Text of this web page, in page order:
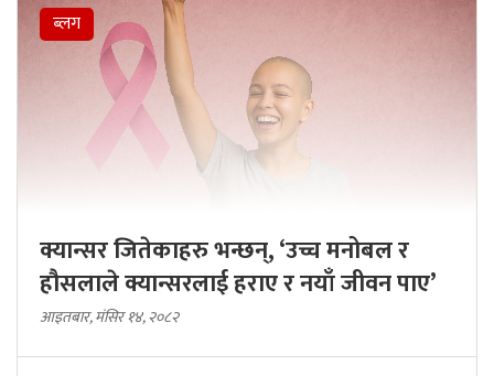
ब्लग
क्यान्सर जितेकाहरु भन्छन्, ‘उच्च मनोबल र
हौसलाले क्यान्सरलाई हराए र नयाँ जीवन पाए’
आइतबार, मंसिर १४, २०८२